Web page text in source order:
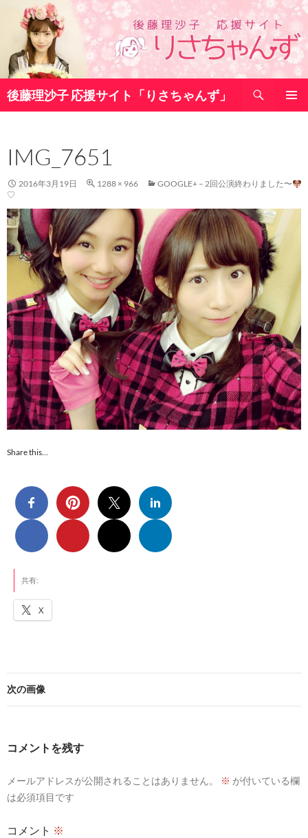
ン
ツ
へ
ス
後藤理沙子 応援サイト「りさちゃんず」
索
IMG_7651
2016年3月19日 1288 × 966
GOOGLE+ – 2回公演終わりました〜
♡
Share this…
共有:
X
次の画像
コメントを残す
メールアドレスが公開されることはありません。 ※ が付いている欄
は必須項目です
コメント ※